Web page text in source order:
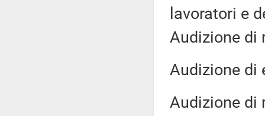
lavoratori e
Audizione di
Audizione di
Audizione di